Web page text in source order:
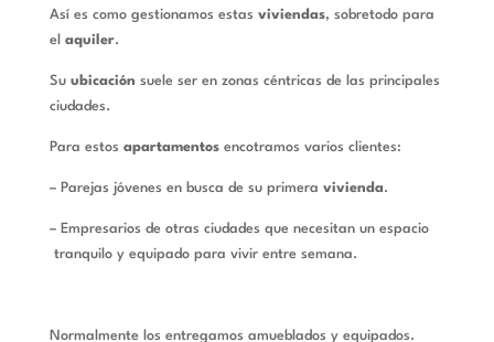
Así es como gestionamos estas viviendas, sobretodo para
el aquiler.
Su ubicación suele ser en zonas céntricas de las principales
ciudades.
Para estos apartamentosencotramos varios clientes:
– Parejas jóvenes en busca de su primera vivienda.
– Empresarios de otras ciudades que necesitan un espacio
tranquilo y equipado para vivir entre semana.
Normalmente los entregamos amueblados y equipados.